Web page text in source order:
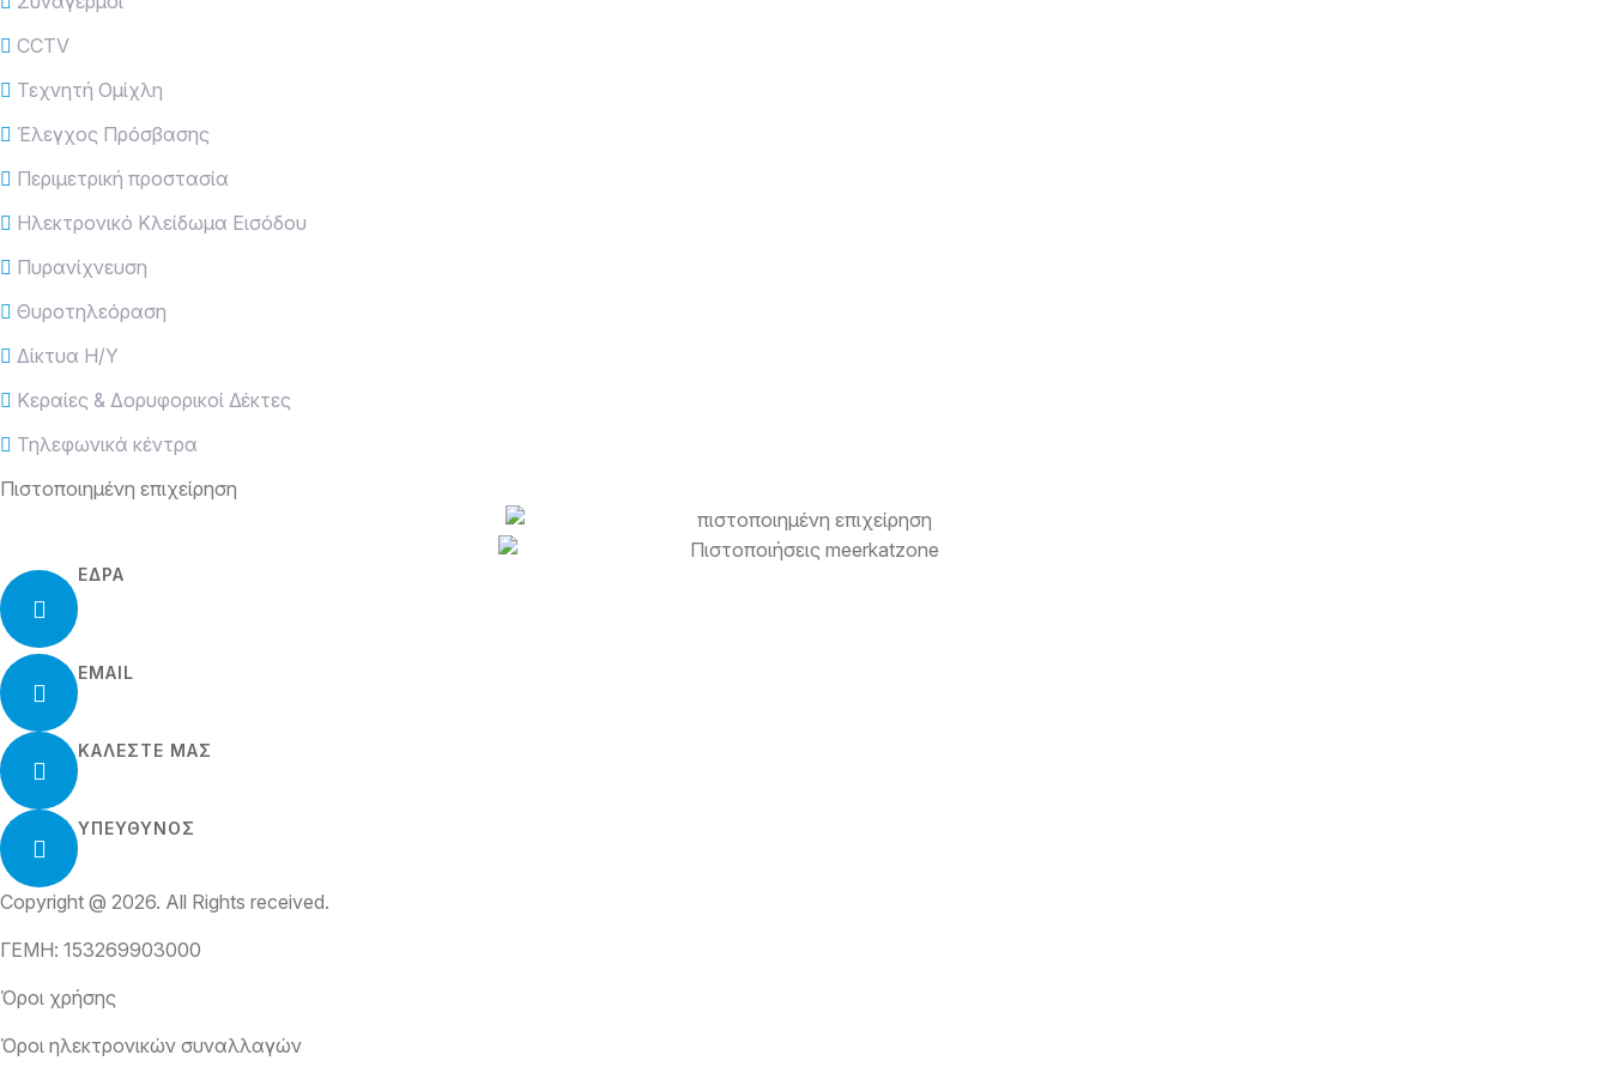
CCTV
Τεχνητή Ομίχλη
Έλεγχος Πρόσβασης
Περιμετρική προστασία
Ηλεκτρονικό Κλείδωμα Εισόδου
Πυρανίχνευση
Θυροτηλεόραση
Δίκτυα Η/Υ
Κεραίες & Δορυφορικοί Δέκτες
Τηλεφωνικά κέντρα
Πιστοποιημένη επιχείρηση
ΕΔΡΑ
EMAIL
ΚΑΛΈΣΤΕ ΜΑΣ
ΥΠΕΥΘΥΝΟΣ
Copyright @ 2026. All Rights received.
ΓΕΜΗ: 153269903000
Όροι χρήσης
Όροι ηλεκτρονικών συναλλαγών